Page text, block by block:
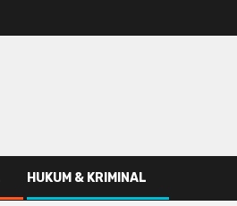
HUKUM & KRIMINAL